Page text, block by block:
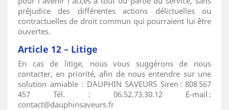
préjudice des différentes actions délictuelles ou
contractuelles de droit commun qui pourraient lui être
ouvertes.
Article 12 – Litige
En cas de litige, nous vous suggérons de nous
contacter, en priorité, afin de nous entendre sur une
solution amiable : DAUPHIN SAVEURS Siren : 808 567
457 Tél. : 06.52.73.30.12 E-mail :
contact@dauphinsaveurs.fr